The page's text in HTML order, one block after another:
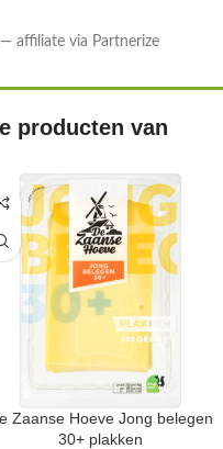
affiliate via Partnerize
producten van
Zaanse Hoeve Jong belegen
30+ plakken